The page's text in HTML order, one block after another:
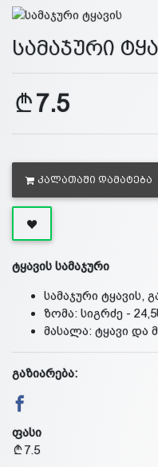
სამაჯური
7.5
ᲙᲐᲚᲐᲗᲐᲨᲘ ᲓᲐᲛᲐᲢᲔᲑᲐ
ტყავის სამაჯური
სამაჯური ტყავის,
ზომა: სიგრძე -
მასალა: ტყავი და
გაზიარება:
ფასი
7.5